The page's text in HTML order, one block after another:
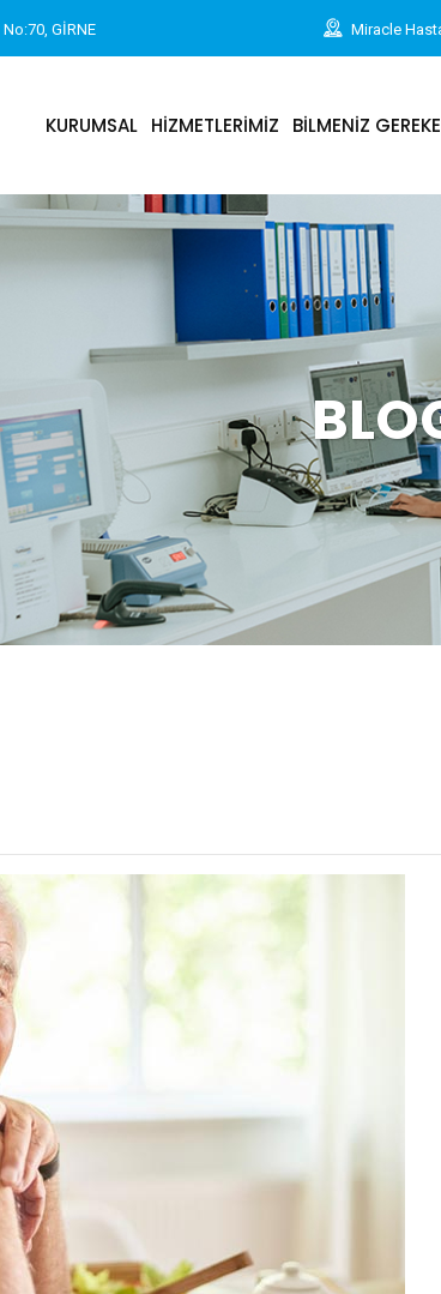
GİRNE Miracle
KURUMSAL HİZMETLERİMİZ BİLMENİZ